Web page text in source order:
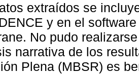
extraídos se
y en el
No pudo
narrativa de los
Plena (MBSR) es